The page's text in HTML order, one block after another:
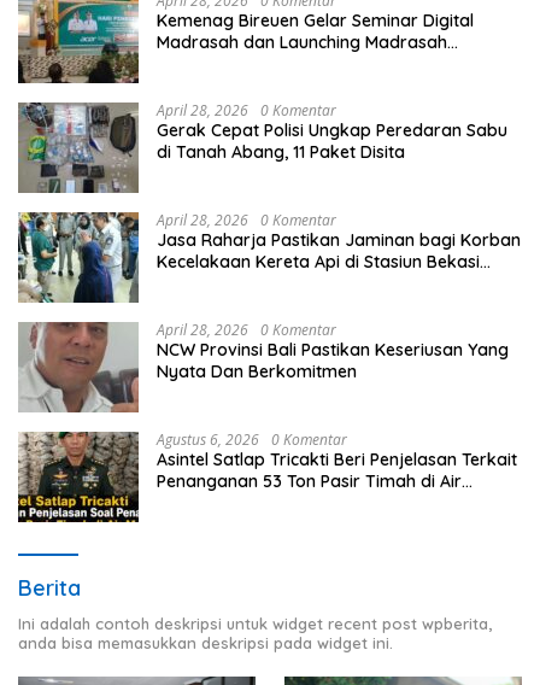
Kemenag Bireuen Gelar Seminar Digital
Madrasah dan Launching Madrasah
April 28, 2026 0 Komentar
Gerak Cepat Polisi Ungkap Peredaran Sabu
di Tanah Abang, 11 Paket Disita
April 28, 2026 0 Komentar
Jasa Raharja Pastikan Jaminan bagi Korban
Kecelakaan Kereta Api di Stasiun Bekasi
April 28, 2026 0 Komentar
NCW Provinsi Bali Pastikan Keseriusan Yang
Nyata Dan Berkomitmen
Agustus 6, 2026 0 Komentar
Asintel Satlap Tricakti Beri Penjelasan Terkait
Penanganan 53 Ton Pasir Timah di Air
Berita
Ini adalah contoh deskripsi untuk widget recent post wpberita,
anda bisa memasukkan deskripsi pada widget ini.